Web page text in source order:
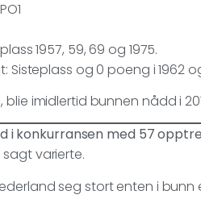
1957, 59, 69 og 1975.
og 0 poeng i 1962
imidlertid bunnen nådd i
i konkurransen med 57
varierte.
seg stort enten i bunn